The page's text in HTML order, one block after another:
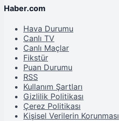
Haber.com
Hava Durumu
Canlı TV
Canlı Maçlar
Fikstür
Puan Durumu
RSS
Kullanım Şartları
Gizlilik Politikası
Çerez Politikası
Kişisel Verilerin Korunması